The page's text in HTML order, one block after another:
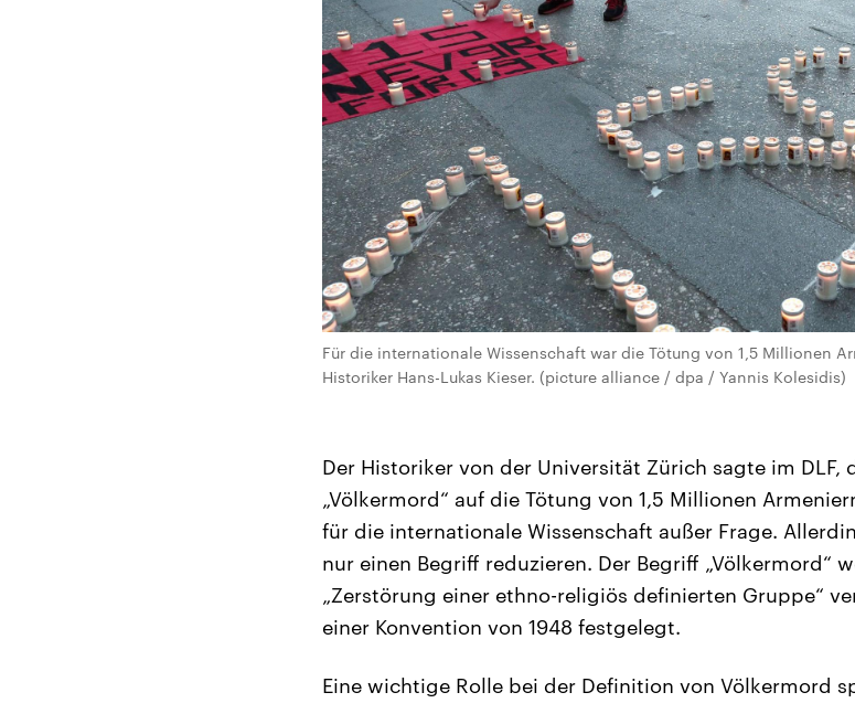
Für die internationale Wissenschaft war die Tötung von 1,5 Millionen
Historiker Hans-Lukas Kieser. (picture alliance / dpa / Yannis Kolesidis)
Der Historiker von der Universität Zürich sagte im DLF,
„Völkermord“ auf die Tötung von 1,5 Millionen
für die internationale Wissenschaft außer Frage.
nur einen Begriff reduzieren. Der Begriff „Völkermord“
„Zerstörung einer ethno-religiös definierten Gruppe“
einer Konvention von 1948 festgelegt.
Eine wichtige Rolle bei der Definition von Völkermord